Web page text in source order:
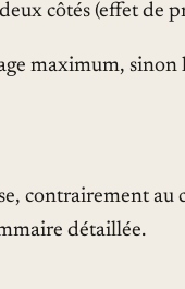
côtés (effet de
maximum, sinon
contrairement au
détaillée.